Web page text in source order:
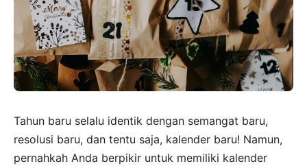
Tahun baru selalu identik dengan semangat baru,
resolusi baru, dan tentu saja, kalender baru! Namun,
pernahkah Anda berpikir untuk memiliki kalender